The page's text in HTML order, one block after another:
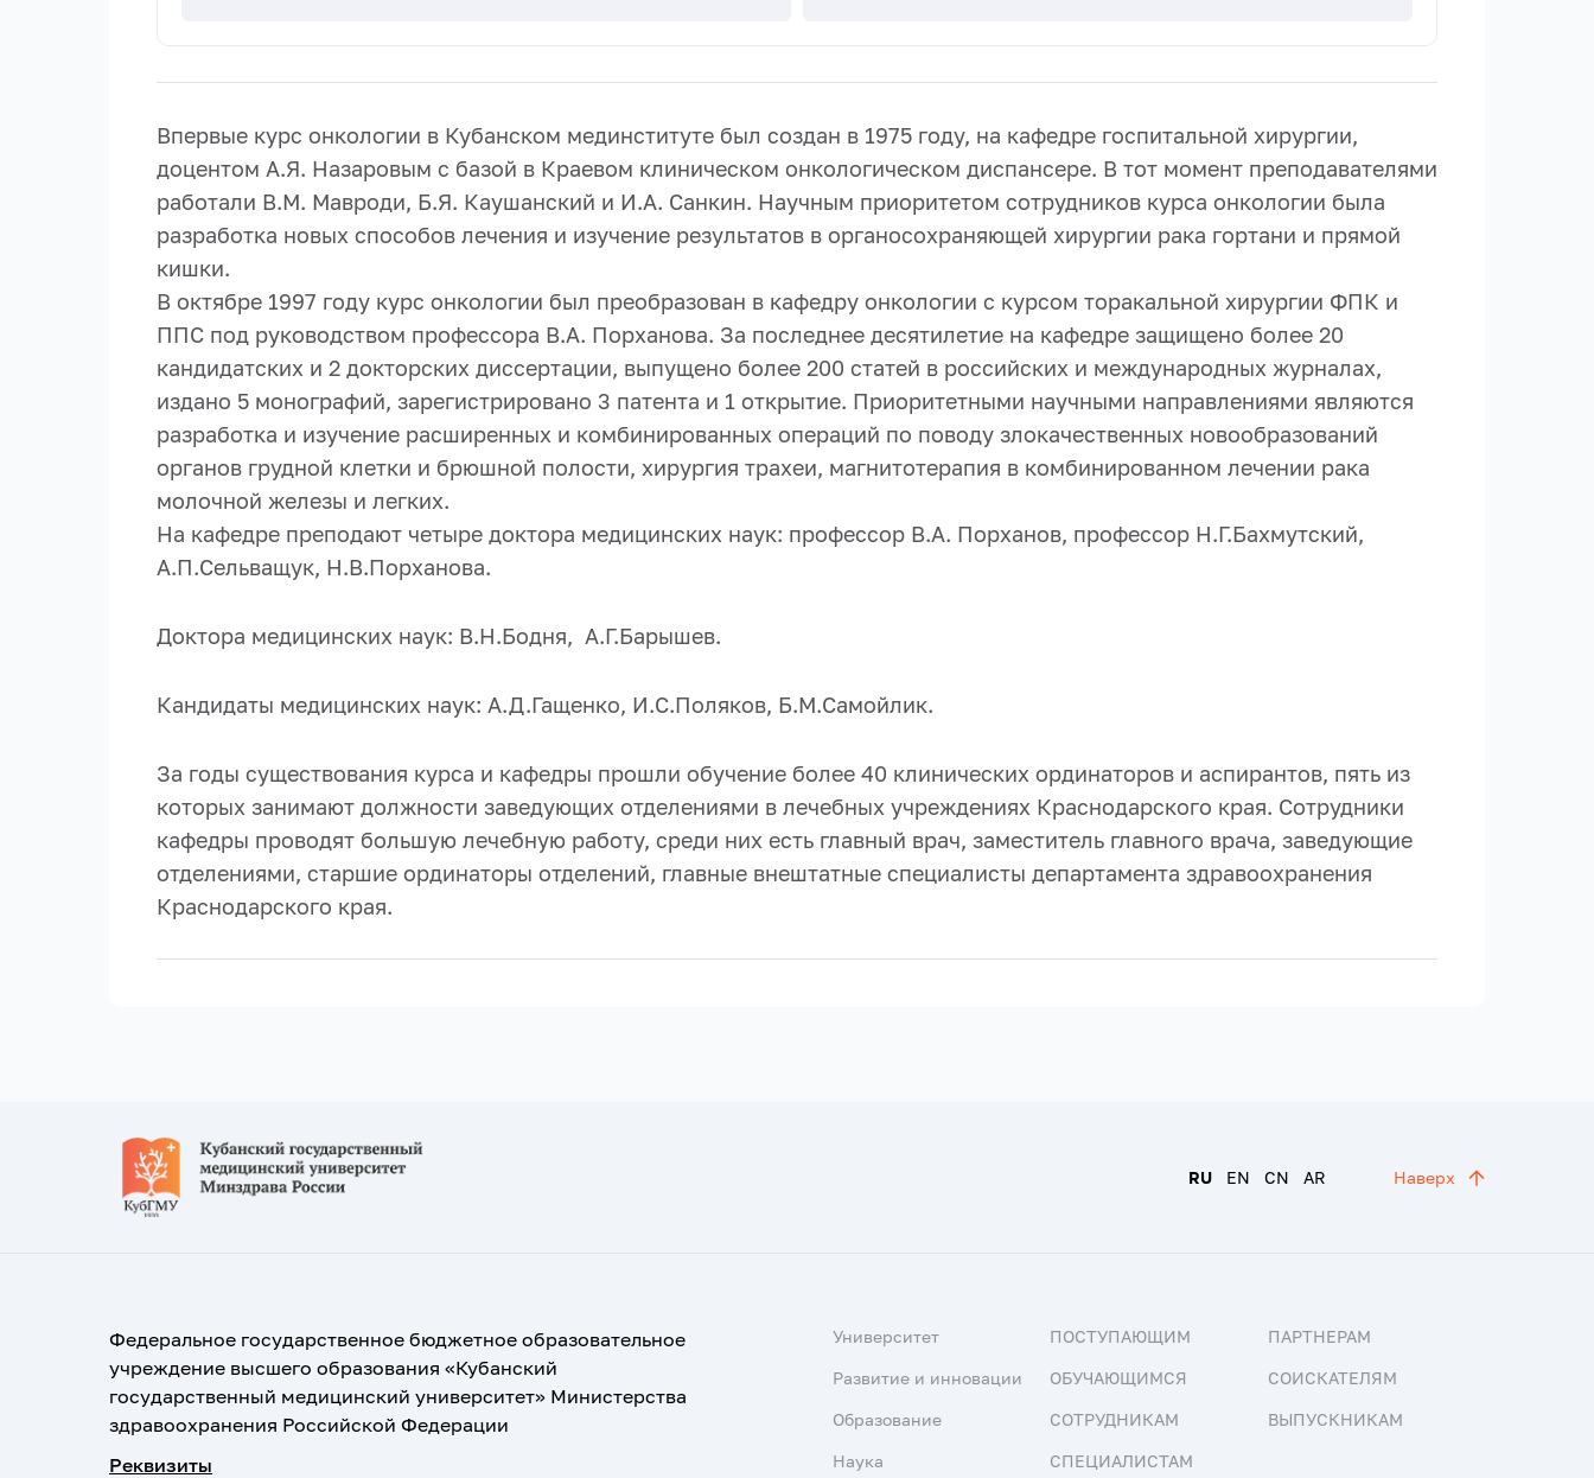
Впервые курс онкологии в Кубанском мединституте был создан в 1975 году, на кафедре госпитальной хирургии,
доцентом А.Я. Назаровым с базой в Краевом клиническом онкологическом диспансере. В тот момент преподавателями
работали В.М. Мавроди, Б.Я. Каушанский и И.А. Санкин. Научным приоритетом сотрудников курса онкологии была
разработка новых способов лечения и изучение результатов в органосохраняющей хирургии рака гортани и прямой
кишки.
В октябре 1997 году курс онкологии был преобразован в кафедру онкологии с курсом торакальной хирургии ФПК и
ППС под руководством профессора В.А. Порханова. За последнее десятилетие на кафедре защищено более 20
кандидатских и 2 докторских диссертации, выпущено более 200 статей в российских и международных журналах,
издано 5 монографий, зарегистрировано 3 патента и 1 открытие. Приоритетными научными направлениями являются
разработка и изучение расширенных и комбинированных операций по поводу злокачественных новообразований
органов грудной клетки и брюшной полости, хирургия трахеи, магнитотерапия в комбинированном лечении рака
молочной железы и легких.
На кафедре преподают четыре доктора медицинских наук: профессор В.А. Порханов, профессор Н.Г.Бахмутский,
А.П.Сельващук, Н.В.Порханова.
Доктора медицинских наук: В.Н.Бодня, А.Г.Барышев.
Кандидаты медицинских наук: А.Д.Гащенко, И.С.Поляков, Б.М.Самойлик.
За годы существования курса и кафедры прошли обучение более 40 клинических ординаторов и аспирантов, пять из
которых занимают должности заведующих отделениями в лечебных учреждениях Краснодарского края. Сотрудники
кафедры проводят большую лечебную работу, среди них есть главный врач, заместитель главного врача, заведующие
отделениями, старшие ординаторы отделений, главные внештатные специалисты департамента здравоохранения
Краснодарского края.
RU EN CN AR Наверх
Федеральное государственное бюджетное образовательное
учреждение высшего образования «Кубанский
государственный медицинский университет» Министерства
здравоохранения Российской Федерации
Реквизиты
Университет
Развитие и инновации
Образование
Наука
ПОСТУПАЮЩИМ
ОБУЧАЮЩИМСЯ
СОТРУДНИКАМ
СПЕЦИАЛИСТАМ
ПАРТНЕРАМ
СОИСКАТЕЛЯМ
ВЫПУСКНИКАМ